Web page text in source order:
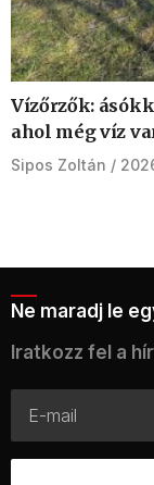
Vízőrzők:
ahol még víz
Sipos Zoltán
Ne maradj le
Iratkozz fel a